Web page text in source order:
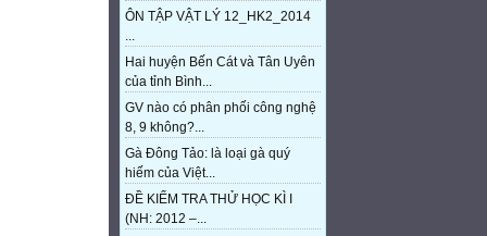
ÔN TẬP VẬT LÝ 12_HK2_2014
...
Hai huyện Bến Cát và Tân Uyên
của tỉnh Bình...
GV nào có phân phối công nghệ
8, 9 không?...
Gà Đông Tảo: là loại gà quý
hiếm của Việt...
ĐỀ KIỂM TRA THỬ HỌC KÌ I
(NH: 2012 –...